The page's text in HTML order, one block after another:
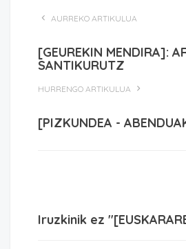
AURREKO ARTIKULUA
[GEUREKIN MENDIRA]:
SANTIKURUTZ
HURRENGO ARTIKULUA
[PIZKUNDEA -
Iruzkinik ez